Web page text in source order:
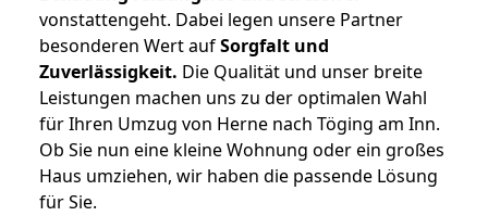
vonstattengeht. Dabei legen unsere Partner
besonderen Wert aufSorgfalt und
Zuverlässigkeit. Die Qualität und unser breite
Leistungen machen uns zu der optimalen Wahl
für Ihren Umzug von Herne nach Töging am Inn.
Ob Sie nun eine kleine Wohnung oder ein großes
Haus umziehen, wir haben die passende Lösung
für Sie.